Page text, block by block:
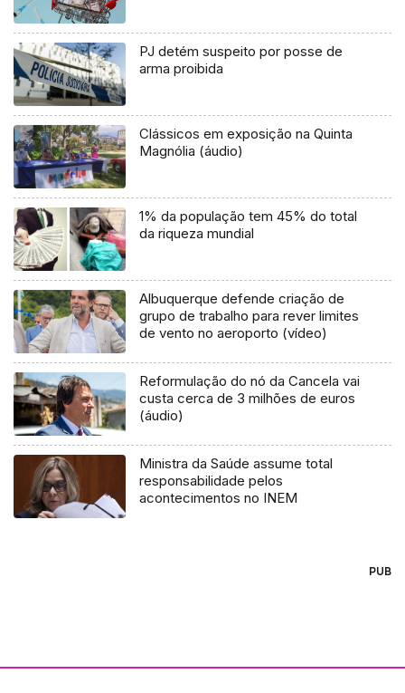
PJ detém suspeito por posse de
arma proibida
Clássicos em exposição na Quinta
Magnólia (áudio)
1% da população tem 45% do total
da riqueza mundial
Albuquerque defende criação de
grupo de trabalho para rever limites
de vento no aeroporto (vídeo)
Reformulação do nó da Cancela vai
custa cerca de 3 milhões de euros
(áudio)
Ministra da Saúde assume total
responsabilidade pelos
acontecimentos no INEM
PUB